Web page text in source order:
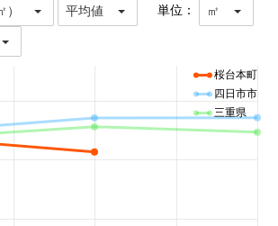
平均値 単位： ㎡
桜台本町
四日市市
三重県